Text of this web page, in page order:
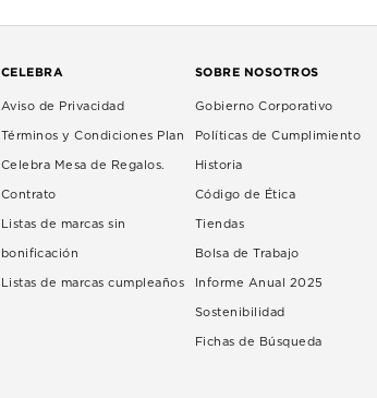
CELEBRA
Aviso de Privacidad
Términos y Condiciones Plan
Celebra Mesa de Regalos.
Contrato
Listas de marcas sin
bonificación
Listas de marcas cumpleaños
SOBRE NOSOTROS
Gobierno Corporativo
Políticas de Cumplimiento
Historia
Código de Ética
Tiendas
Bolsa de Trabajo
Informe Anual 2025
Sostenibilidad
Fichas de Búsqueda